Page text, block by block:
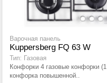
Варочная панель
Kuppersberg FQ 63 W
Тип: Газовая
Конфорки 4 газовые конфорки (1
конфорка повышенной..